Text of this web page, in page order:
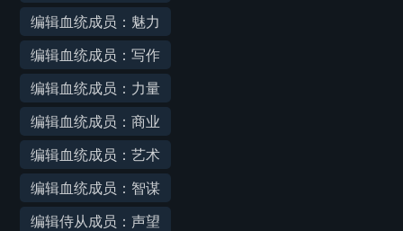
编辑血统成员：魅力
编辑血统成员：写作
编辑血统成员：力量
编辑血统成员：商业
编辑血统成员：艺术
编辑血统成员：智谋
编辑侍从成员：声望